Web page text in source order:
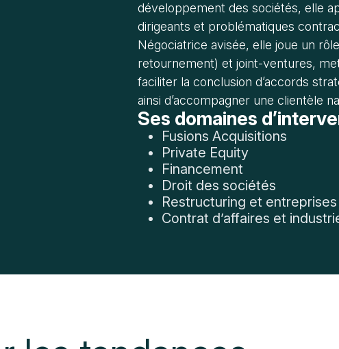
développement des sociétés, elle
dirigeants et problématiques
Négociatrice avisée, elle joue un
retournement) et joint-ventures,
faciliter la conclusion d’accords
ainsi d’accompagner une clientèle
Ses domaines
Fusions Acquisitions
Private Equity
Financement
Droit des sociétés
Restructuring et
Contrat d’affaires et